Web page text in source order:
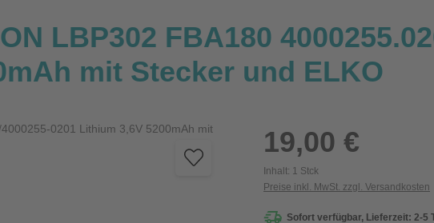
LBP302 FBA180
mit Stecker und ELKO
19,00 €
Inhalt: 1 Stck
Preise inkl. MwSt. zzgl. Versandkosten
Sofort verfügbar, Lieferzeit: 2-5